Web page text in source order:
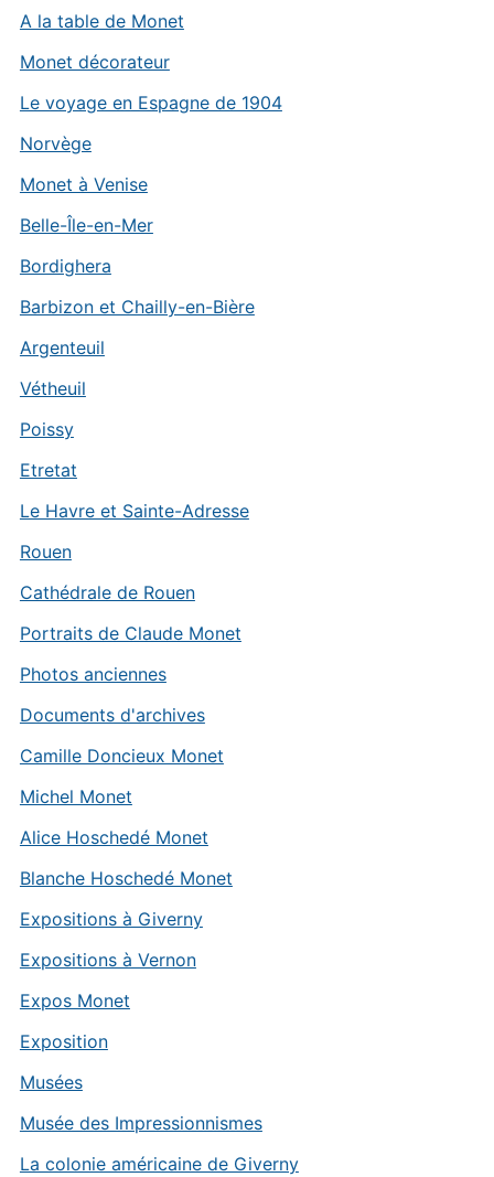
A la table de Monet
Monet décorateur
Le voyage en Espagne de 1904
Norvège
Monet à Venise
Belle-Île-en-Mer
Bordighera
Barbizon et Chailly-en-Bière
Argenteuil
Vétheuil
Poissy
Etretat
Le Havre et Sainte-Adresse
Rouen
Cathédrale de Rouen
Portraits de Claude Monet
Photos anciennes
Documents d'archives
Camille Doncieux Monet
Michel Monet
Alice Hoschedé Monet
Blanche Hoschedé Monet
Expositions à Giverny
Expositions à Vernon
Expos Monet
Exposition
Musées
Musée des Impressionnismes
La colonie américaine de Giverny